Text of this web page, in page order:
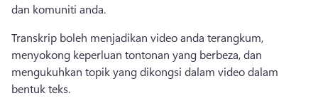
dan komuniti anda.
Transkrip boleh menjadikan video anda terangkum,
menyokong keperluan tontonan yang berbeza, dan
mengukuhkan topik yang dikongsi dalam video dalam
bentuk teks.